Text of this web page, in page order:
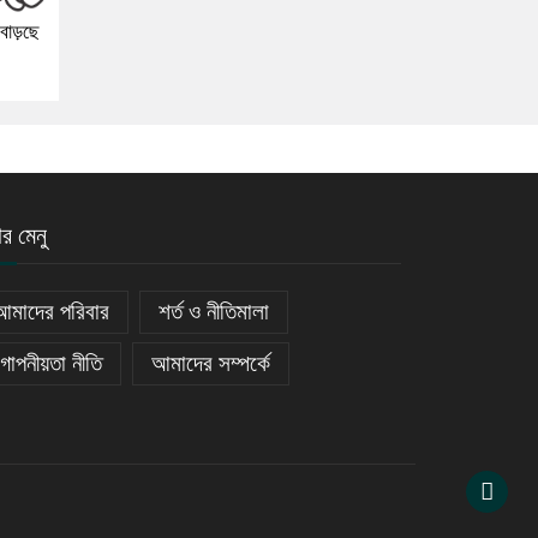
মেনু
পরিবার শর্ত ও নীতিমালা
নীতি আমাদের সম্পর্কে